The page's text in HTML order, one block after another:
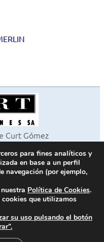
Curt Gómez
y Baños
reservados
Barcelona -
505
para fines analíticos y
en base a un perfil
navegación (por ejemplo,
Política de Cookies.
que utilizamos
su uso pulsando el botón